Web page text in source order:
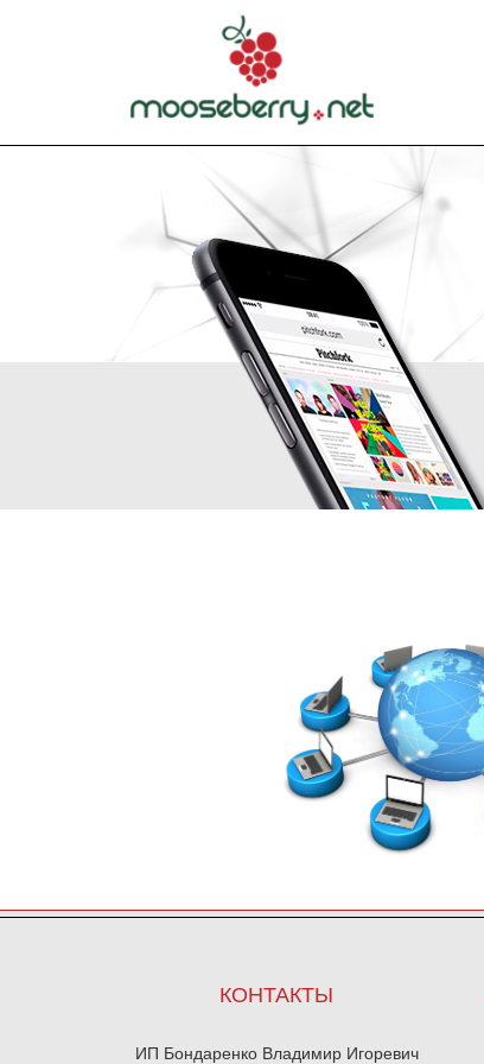
КОНТАКТЫ
ИП Бондаренко Владимир Игоревич